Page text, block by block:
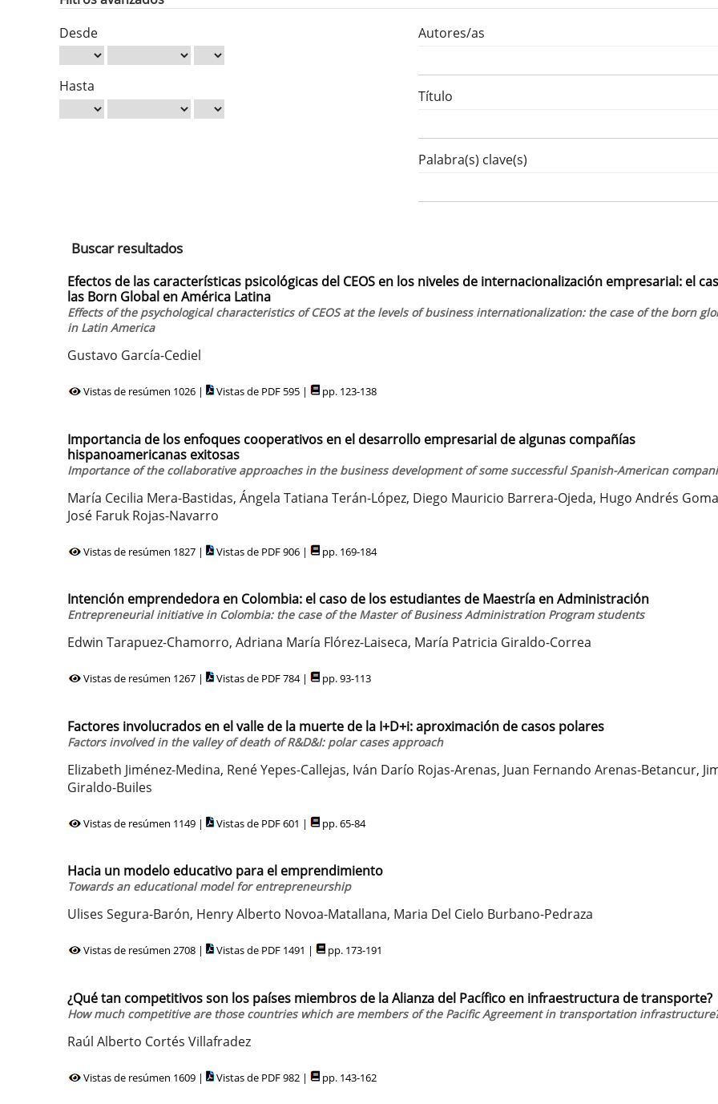
Desde
Hasta
Autores/as
Título
Palabra(s) clave(s)
Buscar resultados
Efectos de las características psicológicas del CEOS en los niveles de internacionalización empresarial: el
las Born Global en América Latina
Effects of the psychological characteristics of CEOS at the levels of business internationalization: the case of the born
in Latin America
Gustavo García-Cediel
Vistas de resúmen 1026 | Vistas de PDF 595 | pp. 123-138
Importancia de los enfoques cooperativos en el desarrollo empresarial de algunas compañías
hispanoamericanas exitosas
Importance of the collaborative approaches in the business development of some successful Spanish-American
María Cecilia Mera-Bastidas, Ángela Tatiana Terán-López, Diego Mauricio Barrera-Ojeda, Hugo Andrés
José Faruk Rojas-Navarro
Vistas de resúmen 1827 | Vistas de PDF 906 | pp. 169-184
Intención emprendedora en Colombia: el caso de los estudiantes de Maestría en Administración
Entrepreneurial initiative in Colombia: the case of the Master of Business Administration Program students
Edwin Tarapuez-Chamorro, Adriana María Flórez-Laiseca, María Patricia Giraldo-Correa
Vistas de resúmen 1267 | Vistas de PDF 784 | pp. 93-113
Factores involucrados en el valle de la muerte de la I+D+i: aproximación de casos polares
Factors involved in the valley of death of R&D&I: polar cases approach
Elizabeth Jiménez-Medina, René Yepes-Callejas, Iván Darío Rojas-Arenas, Juan Fernando Arenas-Betancur,
Giraldo-Builes
Vistas de resúmen 1149 | Vistas de PDF 601 | pp. 65-84
Hacia un modelo educativo para el emprendimiento
Towards an educational model for entrepreneurship
Ulises Segura-Barón, Henry Alberto Novoa-Matallana, Maria Del Cielo Burbano-Pedraza
Vistas de resúmen 2708 | Vistas de PDF 1491 | pp. 173-191
¿Qué tan competitivos son los países miembros de la Alianza del Pacífico en infraestructura de transporte?
How much competitive are those countries which are members of the Pacific Agreement in transportation
Raúl Alberto Cortés Villafradez
Vistas de resúmen 1609 | Vistas de PDF 982 | pp. 143-162